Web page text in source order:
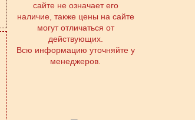
сайте не означает его
наличие, также цены на сайте
могут отличаться от
действующих.
Всю информацию уточняйте у
менеджеров.